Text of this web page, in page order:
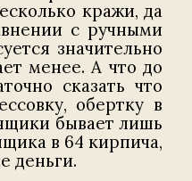
кражи, да
с ручными
значительно
менее. А что до
сказать что
обертку в
бывает лишь
в 64 кирпича,
деньги.